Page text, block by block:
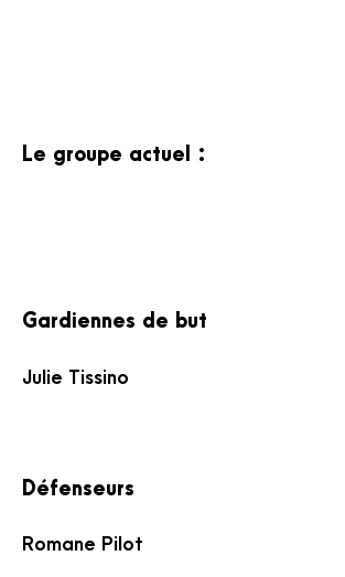
Le groupe actuel :
Gardiennes de but
Julie Tissino
Défenseurs
Romane Pilot